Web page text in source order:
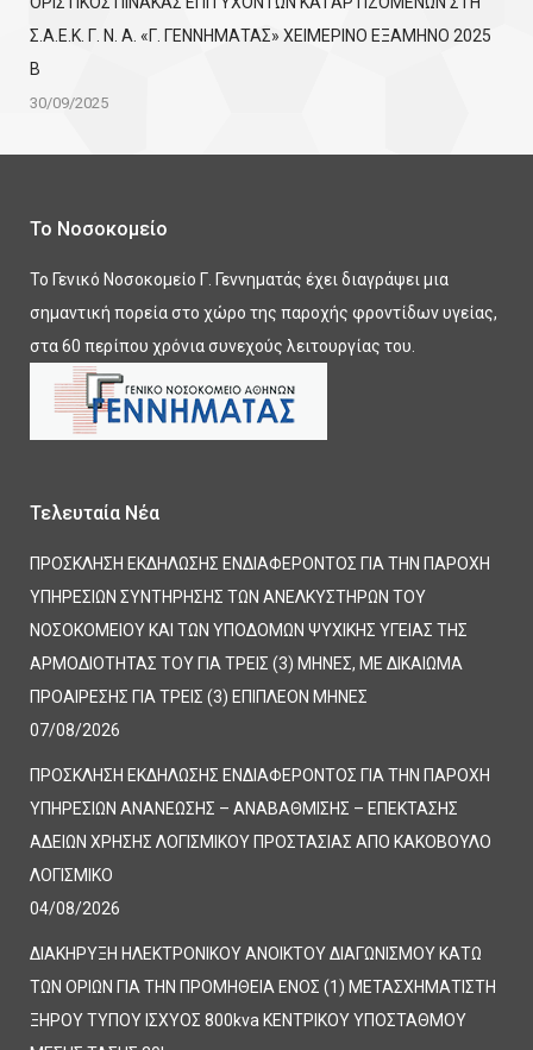
Σ.Α.Ε.Κ. Γ. Ν. Α. «Γ. ΓΕΝΝΗΜΑΤΑΣ» ΧΕΙΜΕΡΙΝΟ ΕΞΑΜΗΝΟ 2025
Β
30/09/2025
Το Νοσοκομείο
Το Γενικό Νοσοκομείο Γ. Γεννηματάς έχει διαγράψει μια
σημαντική πορεία στο χώρο της παροχής φροντίδων υγείας,
στα 60 περίπου χρόνια συνεχούς λειτουργίας του.
Τελευταία Νέα
ΠΡΟΣΚΛΗΣΗ ΕΚΔΗΛΩΣΗΣ ΕΝΔΙΑΦΕΡΟΝΤΟΣ ΓΙΑ ΤΗΝ ΠΑΡΟΧΗ
ΥΠΗΡΕΣΙΩΝ ΣΥΝΤΗΡΗΣΗΣ ΤΩΝ ΑΝΕΛΚΥΣΤΗΡΩΝ ΤΟΥ
ΝΟΣΟΚΟΜΕΙΟΥ ΚΑΙ ΤΩΝ ΥΠΟΔΟΜΩΝ ΨΥΧΙΚΗΣ ΥΓΕΙΑΣ ΤΗΣ
ΑΡΜΟΔΙΟΤΗΤΑΣ ΤΟΥ ΓΙΑ ΤΡΕΙΣ (3) ΜΗΝΕΣ, ΜΕ ΔΙΚΑΙΩΜΑ
ΠΡΟΑΙΡΕΣΗΣ ΓΙΑ ΤΡΕΙΣ (3) ΕΠΙΠΛΕΟΝ ΜΗΝΕΣ
07/08/2026
ΠΡΟΣΚΛΗΣΗ ΕΚΔΗΛΩΣΗΣ ΕΝΔΙΑΦΕΡΟΝΤΟΣ ΓΙΑ ΤΗΝ ΠΑΡΟΧΗ
ΥΠΗΡΕΣΙΩΝ ΑΝΑΝΕΩΣΗΣ – ΑΝΑΒΑΘΜΙΣΗΣ – ΕΠΕΚΤΑΣΗΣ
ΑΔΕΙΩΝ ΧΡΗΣΗΣ ΛΟΓΙΣΜΙΚΟΥ ΠΡΟΣΤΑΣΙΑΣ ΑΠΟ ΚΑΚΟΒΟΥΛΟ
ΛΟΓΙΣΜΙΚΟ
04/08/2026
ΔΙΑΚΗΡΥΞΗ ΗΛΕΚΤΡΟΝΙΚΟΥ ΑΝΟΙΚΤΟΥ ΔΙΑΓΩΝΙΣΜΟΥ ΚΑΤΩ
ΤΩΝ ΟΡΙΩΝ ΓΙΑ ΤΗΝ ΠΡΟΜΗΘΕΙΑ ΕΝΟΣ (1) ΜΕΤΑΣΧΗΜΑΤΙΣΤΗ
ΞΗΡΟΥ ΤΥΠΟΥ ΙΣΧΥΟΣ 800kva ΚΕΝΤΡΙΚΟΥ ΥΠΟΣΤΑΘΜΟΥ